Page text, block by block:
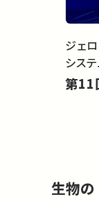
ジェ
シス
生物